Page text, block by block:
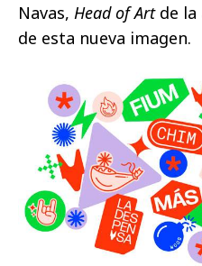
Navas, Head of Artde la
de esta nueva imagen.